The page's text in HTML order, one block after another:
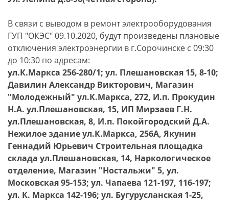
В связи с выводом в ремонт электрооборудования
ГУП "ОКЭС" 09.10.2020, будут произведены плановые
отключения электроэнергии в г.Сорочинске с 09:30
до 10:30 по адресам:
ул.К.Маркса 256-280/1; ул. Плешановская 15, 8-10;
Давилин Александр Викторович, Магазин
"Молодежный" ул.К.Маркса, 272, И.п. Прокудин
Н.А. ул.Плешановская, 15, ИП Мирзаев Г.Н.
ул.Плешановская, 8, И.п. Покойгородский Д.А.
Нежилое здание ул.К.Маркса, 256А, Якунин
Геннадий Юрьевич Строительная площадка
склада ул.Плешановская, 14, Наркологическое
отделение, Магазин "Ностальжи" 5, ул.
Московская 95-153; ул. Чапаева 121-197, 116-197;
ул. К. Маркса 142-196; ул. Бугурусланская 1-25,